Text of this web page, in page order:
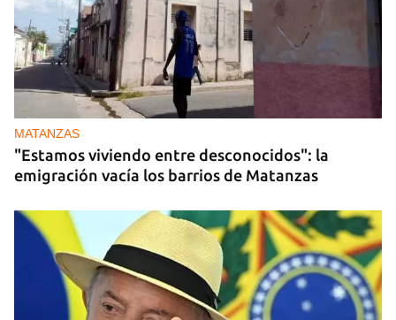
MATANZAS
"Estamos viviendo entre desconocidos": la
emigración vacía los barrios de Matanzas